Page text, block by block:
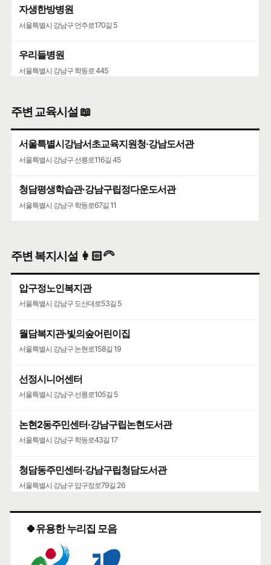
자생한방병원
서울특별시 강남구 언주로170길 5
우리들병원
서울특별시 강남구 학동로 445
서울특별시 강남구 삼성로147길 46
주변 교육시설 📖
서울특별시강남서초교육지원청·강남도서관
서울특별시 강남구 선릉로116길 45
청담평생학습관·강남구립정다운도서관
서울특별시 강남구 학동로67길 11
주변 복지시설 👩🏻‍🦳
압구정노인복지관
서울특별시 강남구 도산대로53길 5
월담복지관·빛의숲어린이집
서울특별시 강남구 논현로158길 19
선정시니어센터
서울특별시 강남구 선릉로105길 5
논현2동주민센터·강남구립논현도서관
서울특별시 강남구 학동로43길 17
청담동주민센터·강남구립청담도서관
서울특별시 강남구 압구정로79길 26
🍀유용한 누리집 모음